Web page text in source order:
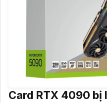
Card RTX 4090 bị